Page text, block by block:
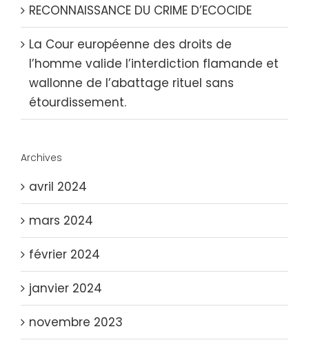
RECONNAISSANCE DU CRIME D’ECOCIDE
La Cour européenne des droits de
l’homme valide l’interdiction flamande et
wallonne de l’abattage rituel sans
étourdissement.
Archives
avril 2024
mars 2024
février 2024
janvier 2024
novembre 2023